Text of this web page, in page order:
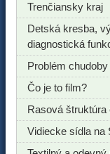
Trenčiansky kraj
Detská kresba,
diagnostická
Problém
Čo je to film?
Rasová
Vidiecke sídla na